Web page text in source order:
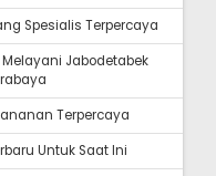
Spesialis Terpercaya
Jabodetabek
Terpercaya
Untuk Saat Ini